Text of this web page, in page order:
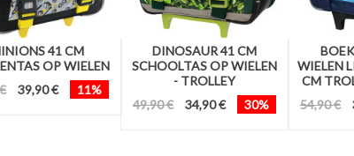
41 CM
OP WIELEN
39,90 € 11%
DINOSAUR 41 CM
SCHOOLTAS OP WIELEN
- TROLLEY
49,90 €
34,90 € 30%
WIELEN
CM
54,90 €